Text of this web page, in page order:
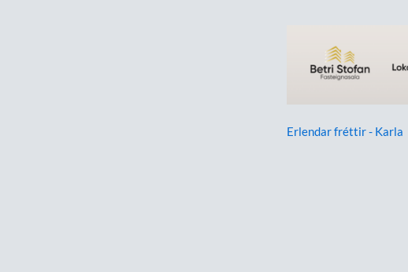
Erlendar fréttir - Karla